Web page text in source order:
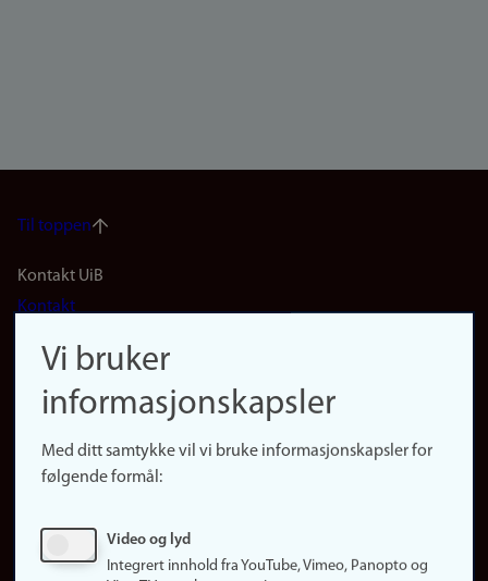
Til toppen
Footer
(no)
Kontakt UiB
Kontakt
Finn forsker
Presse
Finn studier
Ledige stillinger
Vi bruker
informasjonskapsler
Med ditt samtykke vil vi bruke informasjonskapsler for
følgende formål:
Video og lyd
Integrert innhold fra YouTube, Vimeo, Panopto og